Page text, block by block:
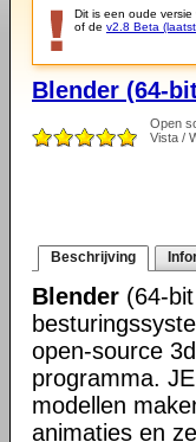
Dit is een oude
of de v2.8 Beta
Blender (64-
Open
Vista /
Beschrijving
Blender (64-
open-source
programma.
modellen
animaties en